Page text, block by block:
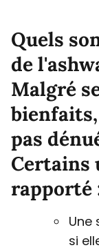
Quels
de
Malgré
pas
Certains
rapporté
Une
si